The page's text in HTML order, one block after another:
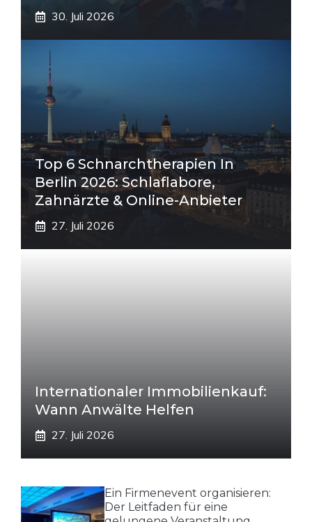
30. Juli 2026
Top 6 Schnarchtherapien In
Berlin 2026: Schlaflabore,
Zahnärzte & Online-Anbieter
27. Juli 2026
Internationaler Immobilienkauf:
Wann Anwälte Helfen
27. Juli 2026
Ein Firmenevent organisieren:
Der Leitfaden für eine